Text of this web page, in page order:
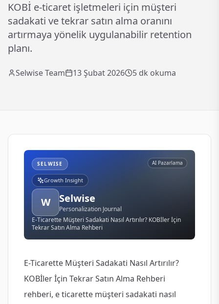
KOBİ e-ticaret işletmeleri için müşteri
sadakati ve tekrar satın alma oranını
artırmaya yönelik uygulanabilir retention
planı.
Selwise Team 13 Şubat 2026 5 dk okuma
SELWISE AI Pazarlama
Growth Insight
W Selwise
Personalization Journal
E-Ticarette Müşteri Sadakati Nasıl Artırılır? KOBİler İçin
Tekrar Satın Alma Rehberi
E-Ticarette Müşteri Sadakati Nasıl Artırılır?
KOBİler İçin Tekrar Satın Alma Rehberi
rehberi, e ticarette müşteri sadakati nasıl